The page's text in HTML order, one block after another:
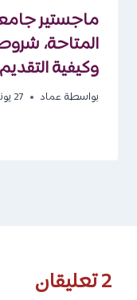
ماجستير
المتاحة، شروط
وكيفية التقديم
بواسطة عماد 27 يونيو، 2022
2 تعليقان